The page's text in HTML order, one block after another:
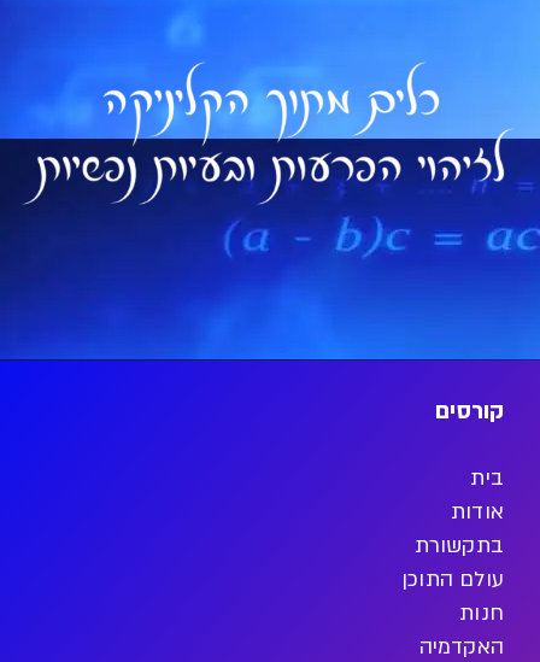
קורסים
בית
אודות
בתקשורת
עולם התוכן
חנות
האקדמיה